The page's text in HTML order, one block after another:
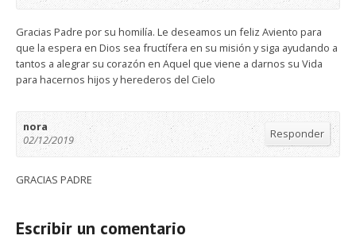
Gracias Padre por su homilía. Le deseamos un feliz Aviento para
que la espera en Dios sea fructífera en su misión y siga ayudando a
tantos a alegrar su corazón en Aquel que viene a darnos su Vida
para hacernos hijos y herederos del Cielo
Responder
nora
02/12/2019
GRACIAS PADRE
Escribir un comentario